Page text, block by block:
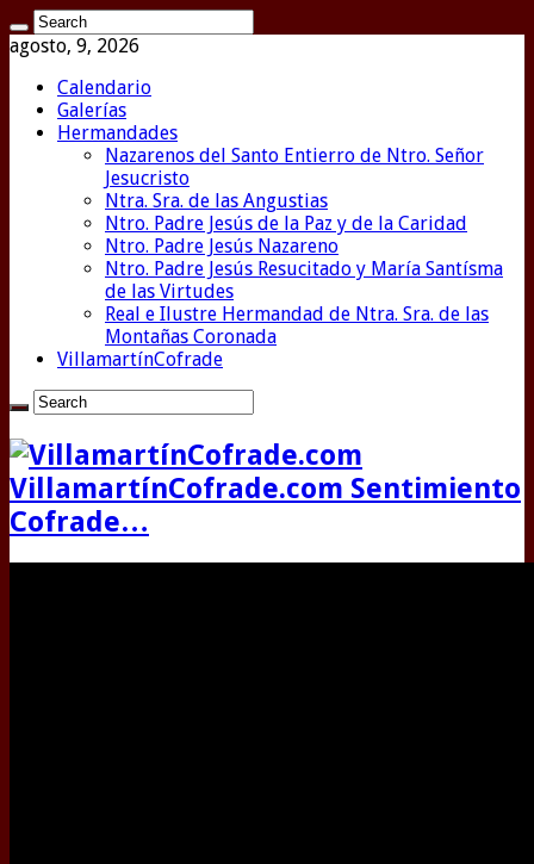
agosto, 9, 2026
Calendario
Galerías
Hermandades
Nazarenos del Santo Entierro de Ntro. Señor
Jesucristo
Ntra. Sra. de las Angustias
Ntro. Padre Jesús de la Paz y de la Caridad
Ntro. Padre Jesús Nazareno
Ntro. Padre Jesús Resucitado y María Santísma
de las Virtudes
Real e Ilustre Hermandad de Ntra. Sra. de las
Montañas Coronada
VillamartínCofrade
VillamartínCofrade.com Sentimiento
Cofrade…